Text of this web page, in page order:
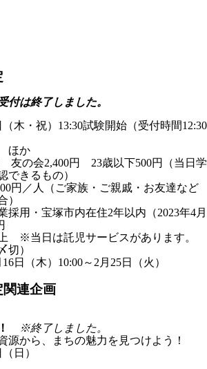
付は終了しました。
（木・祝）13:30試験開始（受付時間12:30
ほか
友の会2,400円 23歳以下500円（当日学
きるもの）
人（ご家族・ご親戚・お友達など
）
宝塚市内在住2年以内（2023年4月
※当日は託児サービスがあります。
切）
日（木）10:00～2月25日（火）
関連企画
※終了しました。
源から、まちの魅力を見つけよう！
日）